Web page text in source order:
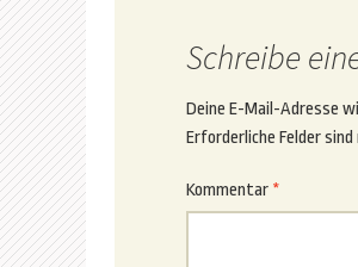
Schreibe
Deine E-Mail-Adresse
Erforderliche Felder
Kommentar *